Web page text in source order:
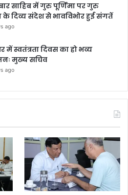
साहिब में गुरु पूर्णिमा पर गुरु
के दिव्य संदेश से भावविभोर हुई संगतें
ago
में स्वतंत्रता दिवस का हो भव्य
मुख्य सचिव
ago